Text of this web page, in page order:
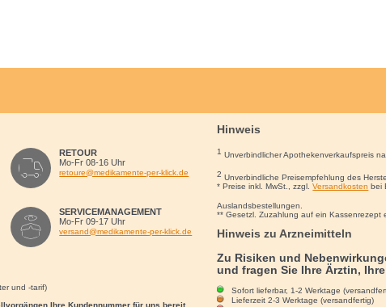
RETOUR
Mo-Fr 08-16 Uhr
retoure@medikamente-per-klick.de
SERVICEMANAGEMENT
Mo-Fr 09-17 Uhr
versand@medikamente-per-klick.de
und -tarif)
Ihre Kundennummer für uns bereit.
Hinweis
1 Unverbindlicher Apothekenverkaufspreis
2 Unverbindliche Preisempfehlung des
* Preise inkl. MwSt., zzgl.Versandkosten bei
Auslandsbestellungen.
** Gesetzl. Zuzahlung auf ein Kassenrezept
Hinweis zu Arzneimitteln
Zu Risiken und
und fragen Sie Ihre Ärztin,
Sofort lieferbar, 1-2 Werktage
Lieferzeit 2-3 Werktage (versandfertig)